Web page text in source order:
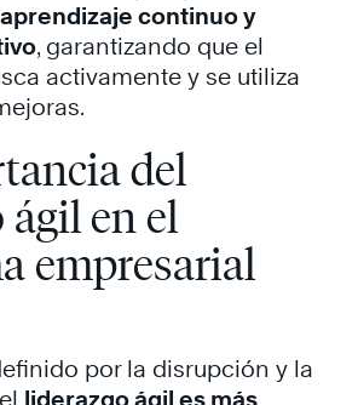
continuo y
, garantizando que el
activamente y se utiliza
del
en el
empresarial
por la disrupción y la
liderazgo ágil es más